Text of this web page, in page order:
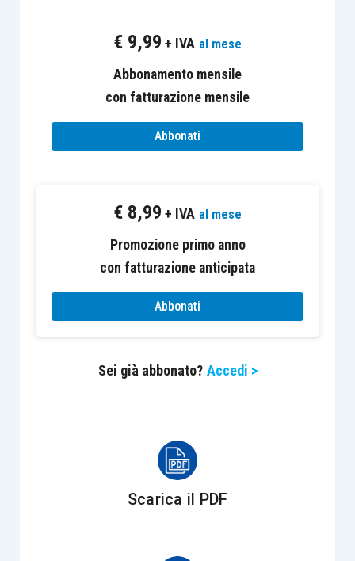
, ma ai fini del prelievo comunale
questa si consideraterreno agricolo
esentedal 2016), a patto che il terreno sia
posseduto dacoltivatore direttoe da questi
condotto, ossia devono essere esercitate attività
stesso possessore.
articolo 13, comma 2, D.L. 201/2011
coincidente, pare comunque di potersi affermare
agevolazione in favore dei
continuano l’attività (aspetto comunque
controverso come si è già segnalato nell’articolo
€ 9,99 + IVA al mese
Abbonamento mensile
con fatturazione mensile
Abbonati
€ 8,99 + IVA al mese
Promozione primo anno
con fatturazione anticipata
Abbonati
Sei già abbonato? Accedi >
Scarica il PDF